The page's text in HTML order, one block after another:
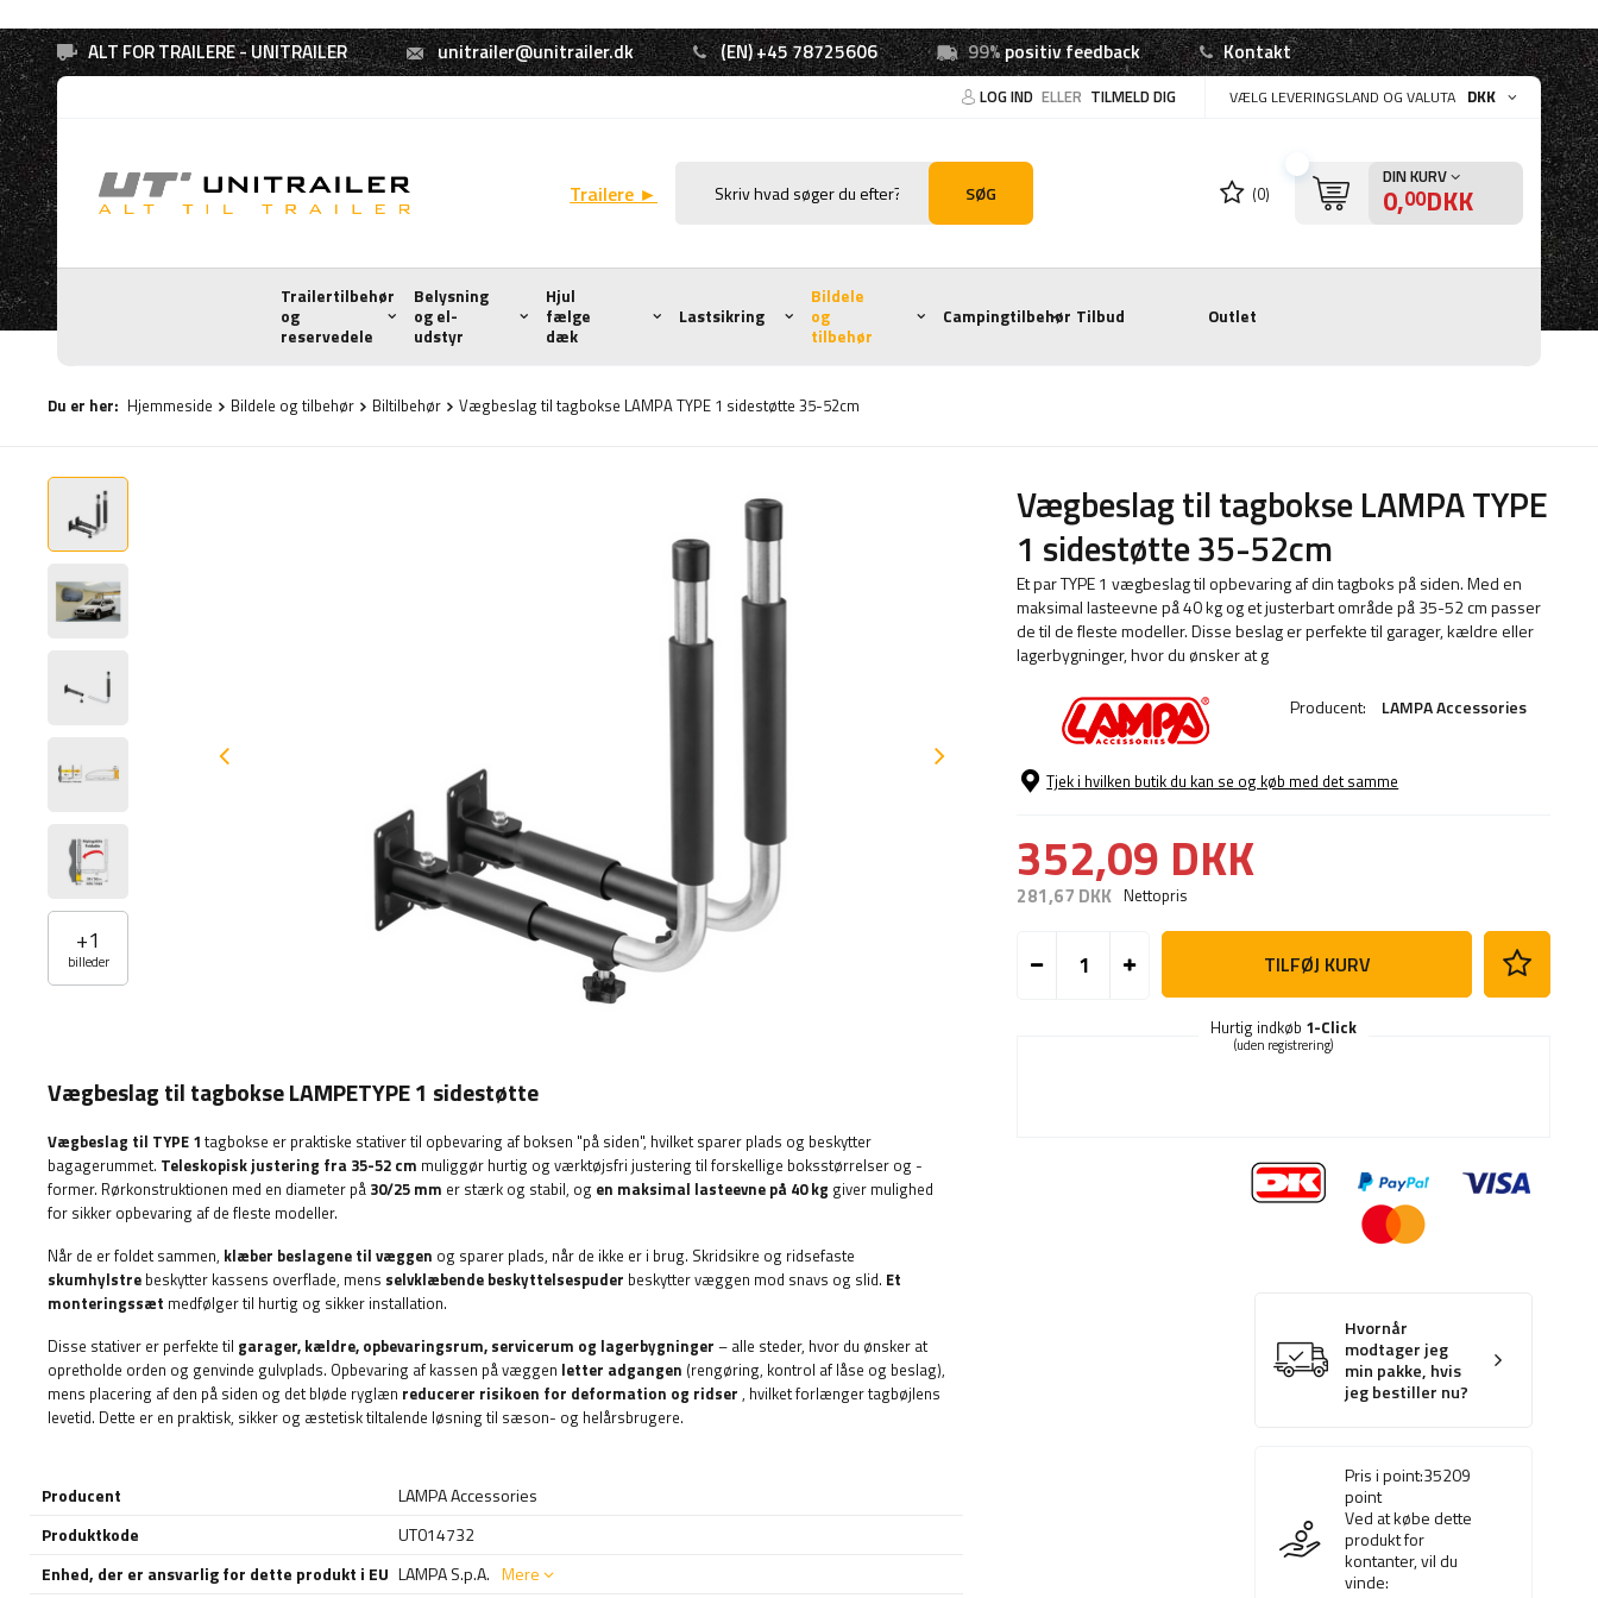
ALT FOR TRAILERE - UNITRAILER unitrailer@unitrailer.dk (EN) +45 78725606 99%positiv feedback Kontakt
LOG IND ELLER TILMELD DIG VÆLG LEVERINGSLAND OG VALUTA DKK
Trailere ► SØG (0)
DIN KURV
0,00DKK
Trailertilbehør
og
reservedele
Belysning
og el-
udstyr
Hjul
fælge
dæk
Lastsikring
Bildele
og
tilbehør
Campingtilbehør Tilbud Outlet
Du er her: Hjemmeside Bildele og tilbehør Biltilbehør Vægbeslag til tagbokse LAMPA TYPE 1 sidestøtte 35-52cm
+1
billeder
Vægbeslag til tagbokse LAMPA TYPE
1 sidestøtte 35-52cm
Et par TYPE 1 vægbeslag til opbevaring af din tagboks på siden. Med en
maksimal lasteevne på 40 kg og et justerbart område på 35-52 cm passer
de til de fleste modeller. Disse beslag er perfekte til garager, kældre eller
lagerbygninger, hvor du ønsker at g
Producent: LAMPA Accessories
Tjek i hvilken butik du kan se og køb med det samme
352,09 DKK
281,67 DKK Nettopris
TILFØJ KURV
Hurtig indkøb 1-Click
(uden registrering)
Hvornår
modtager jeg
min pakke, hvis
jeg bestiller nu?
Pris i point:35209
point
Ved at købe dette
produkt for
kontanter, vil du
vinde:
Vægbeslag til tagbokse LAMPETYPE 1 sidestøtte
Vægbeslag til TYPE 1 tagbokse er praktiske stativer til opbevaring af boksen "på siden", hvilket sparer plads og beskytter
bagagerummet. Teleskopisk justering fra 35-52 cm muliggør hurtig og værktøjsfri justering til forskellige boksstørrelser og -
former. Rørkonstruktionen med en diameter på 30/25 mm er stærk og stabil, og en maksimal lasteevne på 40 kg giver mulighed
for sikker opbevaring af de fleste modeller.
Når de er foldet sammen, klæber beslagene til væggen og sparer plads, når de ikke er i brug. Skridsikre og ridsefaste
skumhylstre beskytter kassens overflade, mens selvklæbende beskyttelsespuder beskytter væggen mod snavs og slid. Et
monteringssæt medfølger til hurtig og sikker installation.
Disse stativer er perfekte til garager, kældre, opbevaringsrum, servicerum og lagerbygninger – alle steder, hvor du ønsker at
opretholde orden og genvinde gulvplads. Opbevaring af kassen på væggen letter adgangen (rengøring, kontrol af låse og beslag),
mens placering af den på siden og det bløde ryglæn reducerer risikoen for deformation og ridser , hvilket forlænger tagbøjlens
levetid. Dette er en praktisk, sikker og æstetisk tiltalende løsning til sæson- og helårsbrugere.
Producent
LAMPA Accessories
Produktkode
UT014732
Enhed, der er ansvarlig for dette produkt i EU LAMPA S.p.A. Mere